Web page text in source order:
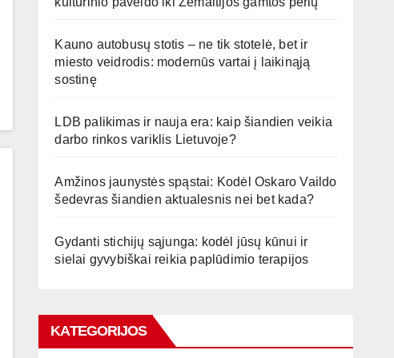
Kauno autobusų stotis – ne tik stotelė, bet ir
miesto veidrodis: modernūs vartai į laikinąją
sostinę
LDB palikimas ir nauja era: kaip šiandien veikia
darbo rinkos variklis Lietuvoje?
Amžinos jaunystės spąstai: Kodėl Oskaro Vaildo
šedevras šiandien aktualesnis nei bet kada?
Gydanti stichijų sąjunga: kodėl jūsų kūnui ir
sielai gyvybiškai reikia paplūdimio terapijos
KATEGORIJOS